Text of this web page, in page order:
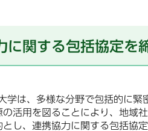
に関する包括協定を
は、多様な分野で包括的に緊
活用を図ることにより、地域
し、連携協力に関する包括協